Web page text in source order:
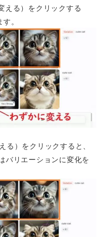
える）をクリックする
。
る）をクリックすると、
バリエーションに変化を